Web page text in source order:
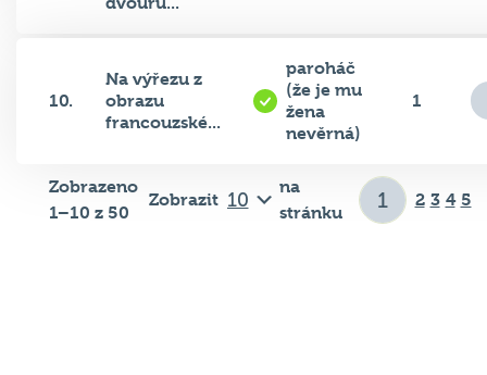
10.
Na výřezu z
obrazu
francouzské...
paroháč
(že je mu
žena
nevěrná)
1
Zobrazeno
1–10 z 50
Zobrazit
na
stránku
2 3 4 5